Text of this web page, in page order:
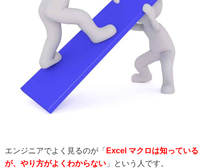
エンジニアでよく見るのが「 Excel マクロは知っている
が、やり方がよくわからない 」という人です。